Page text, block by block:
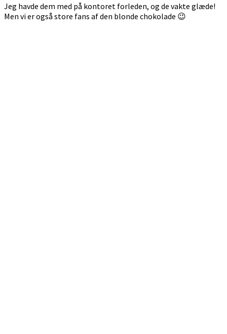
Jeg havde dem med på kontoret forleden, og de vakte glæde!
Men vi er også store fans af den blonde chokolade 😉